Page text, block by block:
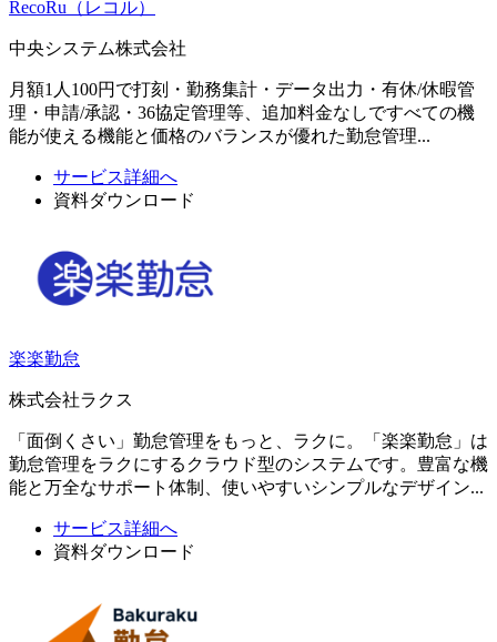
RecoRu（レコル）
中央システム株式会社
月額1人100円で打刻・勤務集計・データ出力・有休/休暇管
理・申請/承認・36協定管理等、追加料金なしですべての機
能が使える機能と価格のバランスが優れた勤怠管理...
サービス詳細へ
資料ダウンロード
楽楽勤怠
株式会社ラクス
「面倒くさい」勤怠管理をもっと、ラクに。「楽楽勤怠」は
勤怠管理をラクにするクラウド型のシステムです。豊富な機
能と万全なサポート体制、使いやすいシンプルなデザイン...
サービス詳細へ
資料ダウンロード